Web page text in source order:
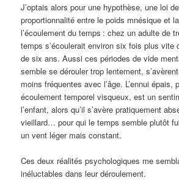
J’optais alors pour une hypothèse, une loi
proportionnalité entre le poids mnésique et
l’écoulement du temps : chez un adulte de
temps s’écoulerait environ six fois plus vite
de six ans. Aussi ces périodes de vide
semble se dérouler trop lentement,
moins fréquentes avec l’âge. L’ennui épais,
écoulement temporel visqueux, est un
l’enfant, alors qu’il s’avère pratiquement
vieillard… pour qui le temps semble plutôt
un vent léger mais constant.
Ces deux réalités psychologiques me
inéluctables dans leur déroulement.